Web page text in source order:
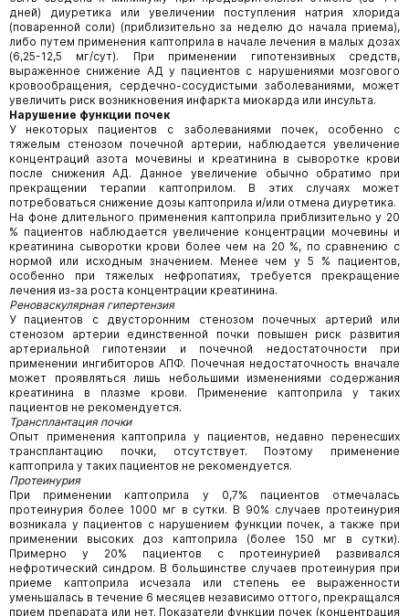
дней) диуретика или увеличении поступления натрия хлорида
(поваренной соли) (приблизительно за неделю до начала приема),
либо путем применения каптоприла в начале лечения в малых дозах
(6,25-12,5 мг/сут). При применении гипотензивных средств,
выраженное снижение АД у пациентов с нарушениями мозгового
кровообращения, сердечно-сосудистыми заболеваниями, может
увеличить риск возникновения инфаркта миокарда или инсульта.
Нарушение функции почек
У некоторых пациентов с заболеваниями почек, особенно с
тяжелым стенозом почечной артерии, наблюдается увеличение
концентраций азота мочевины и креатинина в сыворотке крови
после снижения АД. Данное увеличение обычно обратимо при
прекращении терапии каптоприлом. В этих случаях может
потребоваться снижение дозы каптоприла и/или отмена диуретика.
На фоне длительного применения каптоприла приблизительно у 20
% пациентов наблюдается увеличение концентрации мочевины и
креатинина сыворотки крови более чем на 20 %, по сравнению с
нормой или исходным значением. Менее чем у 5 % пациентов,
особенно при тяжелых нефропатиях, требуется прекращение
лечения из-за роста концентрации креатини­на.
Реноваскулярная гипертензия
У пациентов с двусторонним стенозом почечных артерий или
стенозом артерии единственной почки повышен риск развития
артериальной гипотензии и почечной недостаточности при
применении ингибиторов АПФ. Почечная недостаточность вначале
может проявляться лишь небольшими изменениями содержания
креатинина в плазме крови. Применение каптоприла у таких
пациентов не рекомендуется.
Трансплантация почки
Опыт применения каптоприла у пациентов, недавно перенесших
трансплантацию почки, отсутствует. Поэтому применение
каптоприла у таких пациентов не рекомендуется.
Протеинурия
При применении каптоприла у 0,7% пациентов отмечалась
протеинурия более 1000 мг в сутки. В 90% случаев протеинурия
возникала у пациентов с нарушением функции почек, а также при
применении высоких доз каптоприла (более 150 мг в сутки).
Примерно у 20% пациентов с протеинурией развивался
нефротический синдром. В большинстве случаев протеину­рия при
приеме каптоприла исчезала или степень ее выраженности
уменьшалась в течение 6 месяцев независимо оттого, прекращался
прием препарата или нет. Показатели функции почек (концентрация